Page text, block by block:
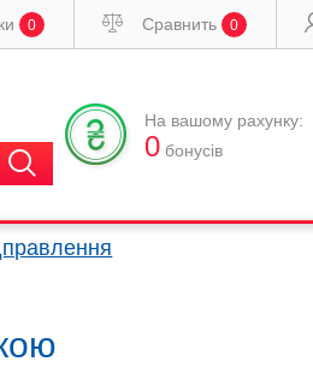
0 Сравнить 0
На вашому рахунку:
0 бонусів